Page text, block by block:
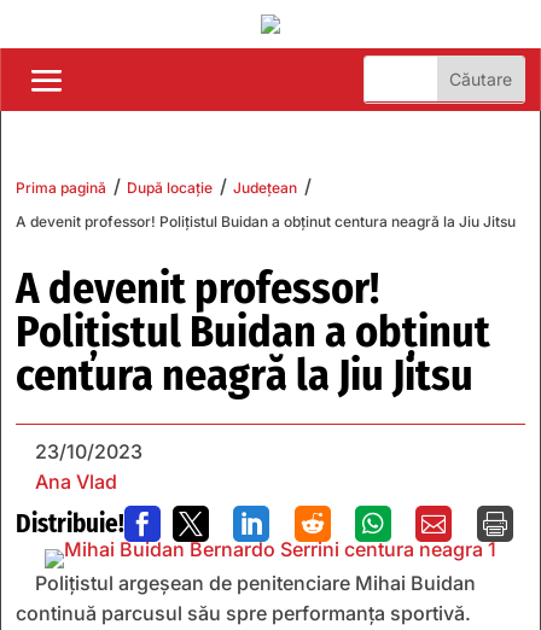
Prima pagină / După locație / Județean /
A devenit professor! Polițistul Buidan a obținut centura neagră la Jiu Jitsu
A devenit professor!
Polițistul Buidan a obținut
centura neagră la Jiu Jitsu
23/10/2023
Ana Vlad
Distribuie!       
Polițistul argeșean de penitenciare Mihai Buidan
continuă parcusul său spre performanța sportivă.